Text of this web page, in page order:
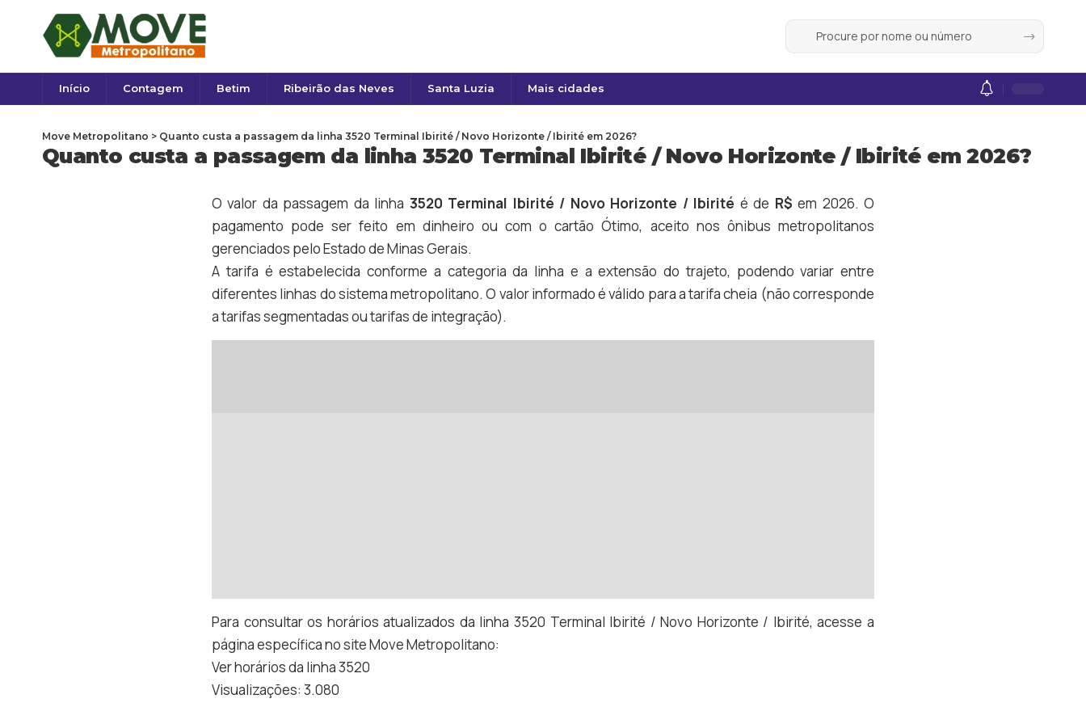
Início Contagem Betim Ribeirão das Neves Santa Luzia Mais cidades
Quanto custa a passagem da linha 3520 Terminal Ibirité / Novo Horizonte / Ibirité em 2026?
Move Metropolitano > Quanto custa a passagem da linha 3520 Terminal Ibirité / Novo Horizonte / Ibirité em 2026?
O valor da passagem da linha 3520 Terminal Ibirité / Novo Horizonte / Ibirité é de R$em 2026. O
pagamento pode ser feito em dinheiro ou com o cartão Ótimo, aceito nos ônibus metropolitanos
gerenciados pelo Estado de Minas Gerais.
A tarifa é estabelecida conforme a categoria da linha e a extensão do trajeto, podendo variar entre
diferentes linhas do sistema metropolitano. O valor informado é válido para a tarifa cheia (não corresponde
a tarifas segmentadas ou tarifas de integração).
Para consultar os horários atualizados da linha 3520 Terminal Ibirité / Novo Horizonte / Ibirité, acesse a
página específica no site Move Metropolitano:
Ver horários da linha 3520
Visualizações: 3.080